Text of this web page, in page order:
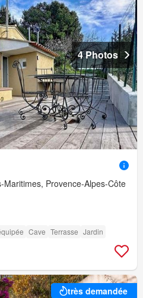
4 Photos
Maritimes, Provence-Alpes-Côte
Cave Terrasse Jardin
très demandée